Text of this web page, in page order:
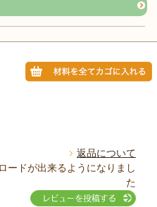
返品について
ードが出来るようになりまし
た